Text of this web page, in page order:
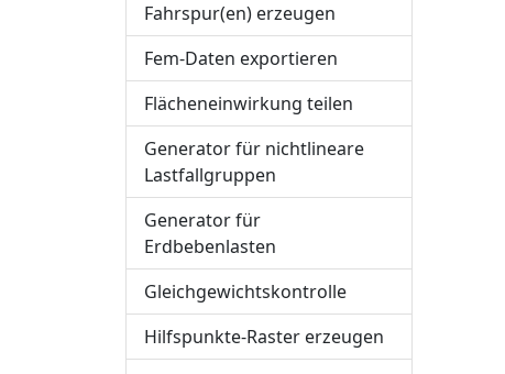
Fahrspur(en) erzeugen
Fem-Daten exportieren
Flächeneinwirkung teilen
Generator für nichtlineare
Lastfallgruppen
Generator für
Erdbebenlasten
Gleichgewichtskontrolle
Hilfspunkte-Raster erzeugen